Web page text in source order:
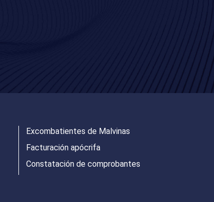
Excombatientes de Malvinas
Facturación apócrifa
Constatación de comprobantes